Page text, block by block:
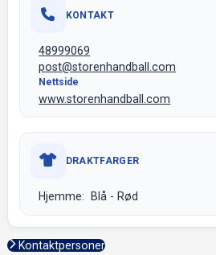
KONTAKT
48999069
post@storenhandball.com
Nettside
www.storenhandball.com
DRAKTFARGER
Hjemme: Blå - Rød
Kontaktpersoner